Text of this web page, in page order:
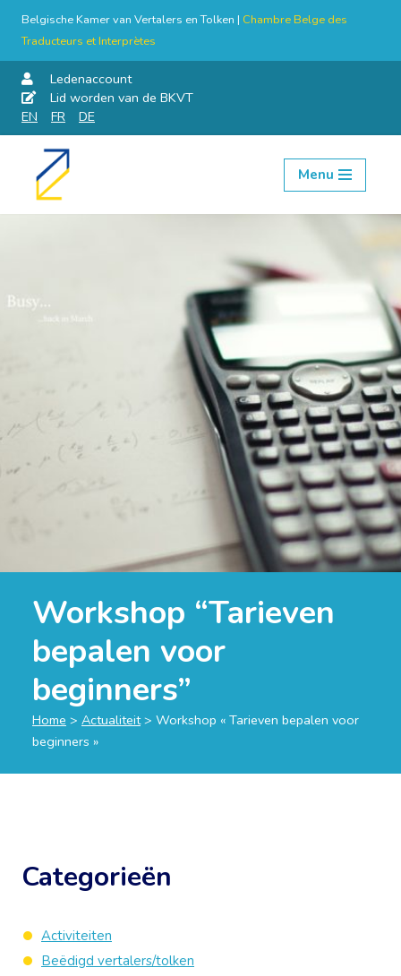
Belgische Kamer van Vertalers en Tolken | Chambre Belge des
Traducteurs et Interprètes
Ledenaccount
Lid worden van de BKVT
EN
FR DE
Skip
Menu
Workshop “Tarieven
bepalen voor
beginners”
Home > Actualiteit> Workshop « Tarieven bepalen voor
beginners »
Categorieën
Activiteiten
Beëdigd vertalers/tolken